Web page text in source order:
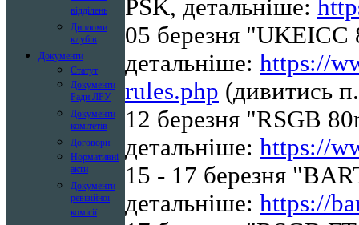
відділень
Дипломи
клубів
Документи
Статут
Документи
Ради ЛРУ
Документи
комітетів
Договори
Нормативні
акти
Документи
ревізійної
комісії
PSK, детальніше:
05 березня "UKEICC
детальніше: https://
rules.php (дивитись
12 березня "RSGB
детальніше: https://
15 - 17 березня
детальніше: https://